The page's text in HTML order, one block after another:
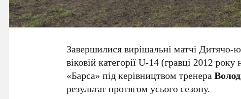
Завершилися вирішальні матчі Дитячо-
віковій категорії U-14 (гравці 2012
«Барса» під керівництвом тренера
результат протягом усього сезону.